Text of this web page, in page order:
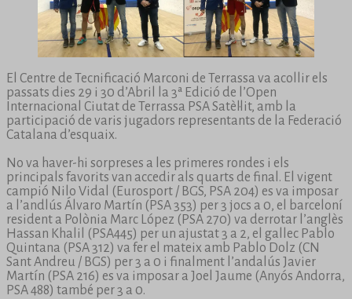
El Centre de Tecnificació Marconi de Terrassa va acollir els
passats dies 29 i 30 d’Abril la 3ª Edició de l’Open
Internacional Ciutat de Terrassa PSA Satèl·lit, amb la
participació de varis jugadors representants de la Federació
Catalana d’esquaix.
No va haver-hi sorpreses a les primeres rondes i els
principals favorits van accedir als quarts de final. El vigent
campió Nilo Vidal (Eurosport / BGS, PSA 204) es va imposar
a l’andlús Álvaro Martín (PSA 353) per 3 jocs a 0, el barceloní
resident a Polònia Marc López (PSA 270) va derrotar l’anglès
Hassan Khalil (PSA445) per un ajustat 3 a 2, el gallec Pablo
Quintana (PSA 312) va fer el mateix amb Pablo Dolz (CN
Sant Andreu / BGS) per 3 a 0 i finalment l’andalús Javier
Martín (PSA 216) es va imposar a Joel Jaume (Anyós Andorra,
PSA 488) també per 3 a 0.